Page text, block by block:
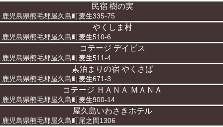
民宿 樹の実
鹿児島県熊毛郡屋久島町麦生335-75
やくしま村
鹿児島県熊毛郡屋久島町麦生510-6
コテージ デイビス
鹿児島県熊毛郡屋久島町麦生511-4
素泊まりの宿 やくさば
鹿児島県熊毛郡屋久島町麦生671-3
コテージ ＨＡＮＡ ＭＡＮＡ
鹿児島県熊毛郡屋久島町麦生900-14
屋久島いわさきホテル
鹿児島県熊毛郡屋久島町尾之間1306